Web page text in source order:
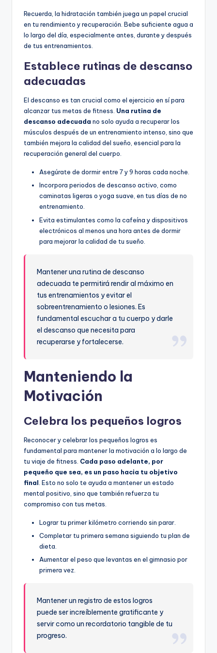
Recuerda, la hidratación también juega un papel crucial
en tu rendimiento y recuperación. Bebe suficiente agua a
lo largo del día, especialmente antes, durante y después
de tus entrenamientos.
Establece rutinas de descanso
adecuadas
El descanso es tan crucial como el ejercicio en sí para
alcanzar tus metas de fitness. Una rutina de
descanso adecuada no solo ayuda a recuperar los
músculos después de un entrenamiento intenso, sino que
también mejora la calidad del sueño, esencial para la
recuperación general del cuerpo.
Asegúrate de dormir entre 7 y 9 horas cada noche.
Incorpora periodos de descanso activo, como
caminatas ligeras o yoga suave, en tus días de no
entrenamiento.
Evita estimulantes como la cafeína y dispositivos
electrónicos al menos una hora antes de dormir
para mejorar la calidad de tu sueño.
Mantener una rutina de descanso
adecuada te permitirá rendir al máximo en
tus entrenamientos y evitar el
sobreentrenamiento o lesiones. Es
fundamental escuchar a tu cuerpo y darle
el descanso que necesita para
recuperarse y fortalecerse.
Manteniendo la
Motivación
Celebra los pequeños logros
Reconocer y celebrar los pequeños logros es
fundamental para mantener la motivación a lo largo de
tu viaje de fitness. Cada paso adelante, por
pequeño que sea, es un paso hacia tu objetivo
final . Esto no solo te ayuda a mantener un estado
mental positivo, sino que también refuerza tu
compromiso con tus metas.
Lograr tu primer kilómetro corriendo sin parar.
Completar tu primera semana siguiendo tu plan de
dieta.
Aumentar el peso que levantas en el gimnasio por
primera vez.
Mantener un registro de estos logros
puede ser increíblemente gratificante y
servir como un recordatorio tangible de tu
progreso.